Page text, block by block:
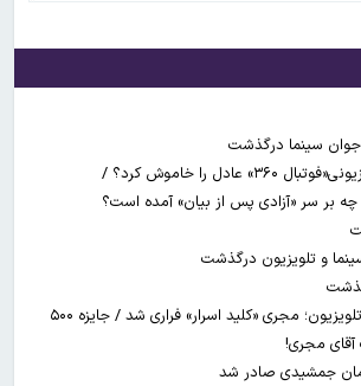
جوان سینما درگذشت
چه کسی برنامه تلویزیونی«فوتبال ۳۶۰» عادل را خاموش کرد؟ /
بر سر «آزادی پس از بیان» آمده است؟
و تلویزیون درگذشت
عاقبت عجیب واعظ تلویزیون؛ مجری «کلید اسرار» فراری شد / جایزه ۵۰۰
آقای مجری!
جمشیدی صادر شد